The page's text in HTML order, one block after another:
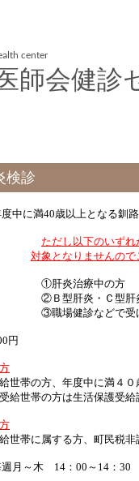
center
師会健診
診
中に満40歳以上となる釧
ただし以下のいず
対象となりませんの
①肝炎治療中の方
炎・Ｃ型肝炎、両方
診などで受ける
円
世帯の方、年度中に満４
給世帯の方は生活保護受
世帯に属する方、町民税
月～木 14：00～14：30